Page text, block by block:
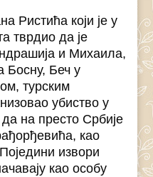
Ристића који је у
тврдио да је
и Михаила,
Босну, Беч у
турским
убиство у
на престо Србије
као
извори
као особу